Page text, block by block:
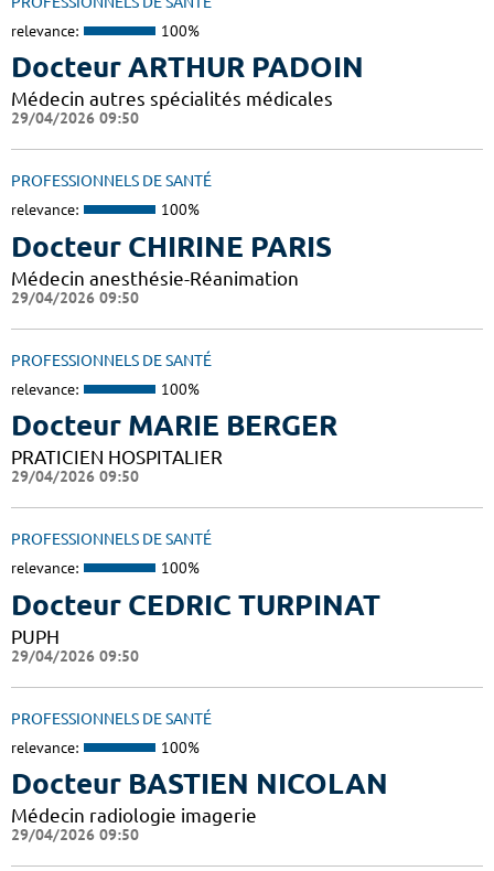
relevance: 100%
Docteur ARTHUR PADOIN
Médecin autres spécialités médicales
29/04/2026 09:50
PROFESSIONNELS DE SANTÉ
relevance: 100%
Docteur CHIRINE PARIS
Médecin anesthésie-Réanimation
29/04/2026 09:50
PROFESSIONNELS DE SANTÉ
relevance: 100%
Docteur MARIE BERGER
PRATICIEN HOSPITALIER
29/04/2026 09:50
PROFESSIONNELS DE SANTÉ
relevance: 100%
Docteur CEDRIC TURPINAT
PUPH
29/04/2026 09:50
PROFESSIONNELS DE SANTÉ
relevance: 100%
Docteur BASTIEN NICOLAN
Médecin radiologie imagerie
29/04/2026 09:50